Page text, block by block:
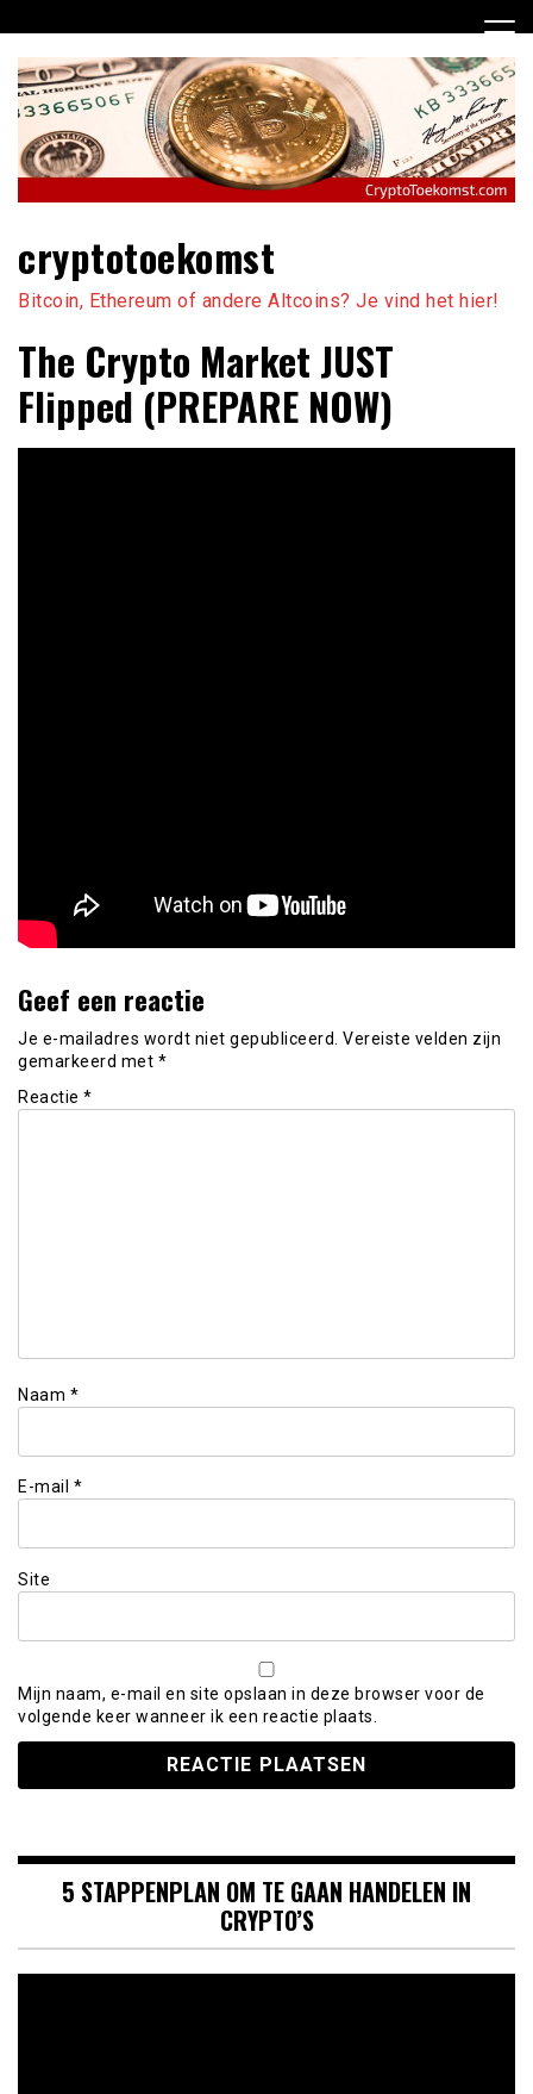
naar
inhoud
cryptotoekomst
Bitcoin, Ethereum of andere Altcoins? Je vind het hier!
The Crypto Market JUST
Flipped (PREPARE NOW)
Geef een reactie
Je e-mailadres wordt niet gepubliceerd. Vereiste velden zijn
gemarkeerd met *
Reactie *
Naam *
E-mail *
Site
Mijn naam, e-mail en site opslaan in deze browser voor de
volgende keer wanneer ik een reactie plaats.
5 STAPPENPLAN OM TE GAAN HANDELEN IN
CRYPTO’S